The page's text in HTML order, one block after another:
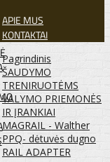
APIE MUS
KONTAKTAI
Pagrindinis
ŠAUDYMO
TRENIRUOTĖMS
VALYMO PRIEMONĖS
IR ĮRANKIAI
MAGRAIL - Walther
PPQ- dėtuvės dugno
RAIL ADAPTER